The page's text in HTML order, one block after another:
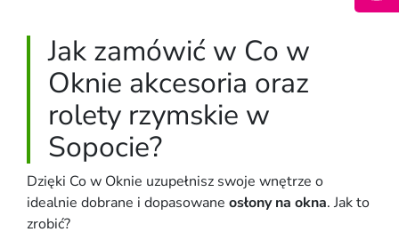
Jak zamówić w Co w
Oknie akcesoria oraz
rolety rzymskie w
Sopocie?
Dzięki Co w Oknie uzupełnisz swoje wnętrze o
idealnie dobrane i dopasowane osłony na okna. Jak to
zrobić?